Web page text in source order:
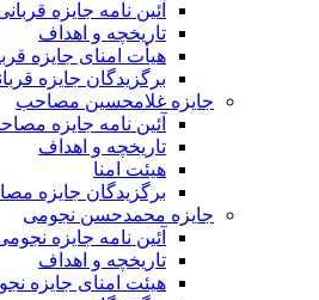
آئین نامه جایزه
تاریخچه و اهداف
هیأت امنای جایزه
برگزیدگان جایزه
جایزه غلامحسین مصاحب
آئین نامه جایزه
تاریخچه و اهداف
هیئت امنا
برگزیدگان جایزه
جایزه محمدحسن نجومی
آئین نامه جایزه
تاریخچه و اهداف
هیئت امنای جایزه